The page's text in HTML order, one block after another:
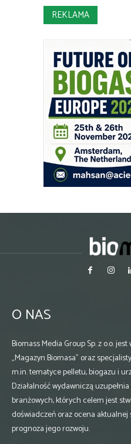
REKLAMA
O NAS
Biomass Media Group Sp. z o.o.
„Magazyn Biomasa” oraz
m.in. tematyce pelletu, biogazu i
Działalność wydawniczą
branżowych, których celem jest
doświadczeń oraz ocena
prognoza jego rozwoju.